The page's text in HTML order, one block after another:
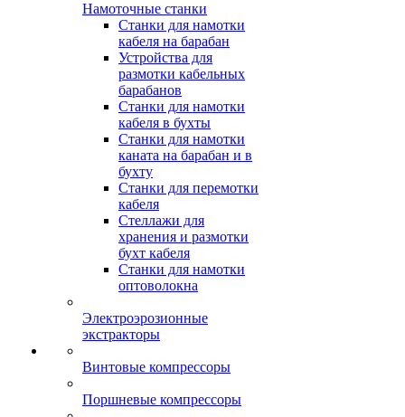
Намоточные станки
Станки для намотки
кабеля на барабан
Устройства для
размотки кабельных
барабанов
Станки для намотки
кабеля в бухты
Станки для намотки
каната на барабан и в
бухту
Станки для перемотки
кабеля
Стеллажи для
хранения и размотки
бухт кабеля
Станки для намотки
оптоволокна
Электроэрозионные
экстракторы
Винтовые компрессоры
Поршневые компрессоры